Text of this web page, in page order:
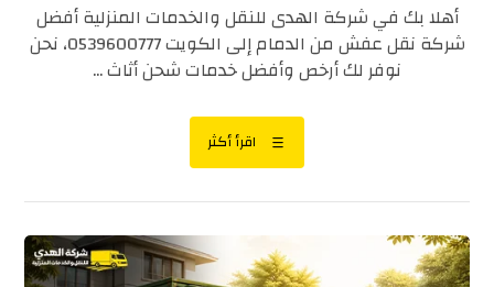
أهلا بك في شركة الهدى للنقل والخدمات المنزلية أفضل
شركة نقل عفش من الدمام إلى الكويت 0539600777، نحن
نوفر لك أرخص وأفضل خدمات شحن أثاث ...
اقرأ أكثر